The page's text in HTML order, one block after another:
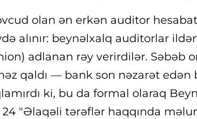
olan ən erkən auditor
alınır: beynəlxalq auditorlar
adlanan rəy verirdilər. Səbəb
qaldı — bank son nəzarət edən
ki, bu da formal olaraq
24 "Əlaqəli tərəflər haqqında